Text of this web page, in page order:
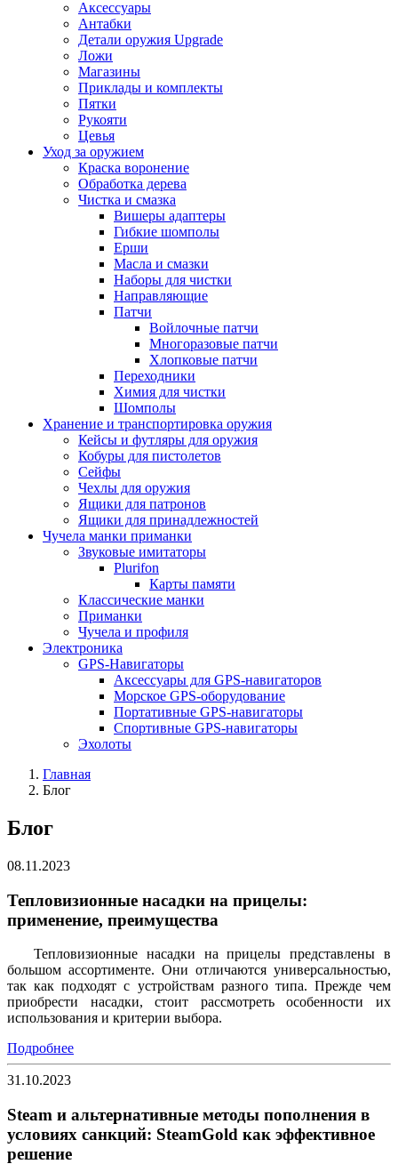
Аксессуары
Антабки
Детали оружия Upgrade
Ложи
Магазины
Приклады и комплекты
Пятки
Рукояти
Цевья
Уход за оружием
Краска воронение
Обработка дерева
Чистка и смазка
Вишеры адаптеры
Гибкие шомполы
Ерши
Масла и смазки
Наборы для чистки
Направляющие
Патчи
Войлочные патчи
Многоразовые патчи
Хлопковые патчи
Переходники
Химия для чистки
Шомполы
Хранение и транспортировка оружия
Кейсы и футляры для оружия
Кобуры для пистолетов
Сейфы
Чехлы для оружия
Ящики для патронов
Ящики для принадлежностей
Чучела манки приманки
Звуковые имитаторы
Plurifon
Карты памяти
Классические манки
Приманки
Чучела и профиля
Электроника
GPS-Навигаторы
Аксессуары для GPS-навигаторов
Морское GPS-оборудование
Портативные GPS-навигаторы
Спортивные GPS-навигаторы
Эхолоты
Главная
Блог
Блог
08.11.2023
Тепловизионные насадки на прицелы:
применение, преимущества
Тепловизионные насадки на прицелы представлены в
большом ассортименте. Они отличаются универсальностью,
так как подходят с устройствам разного типа. Прежде чем
приобрести насадки, стоит рассмотреть особенности их
использования и критерии выбора.
Подробнее
31.10.2023
Steam и альтернативные методы пополнения в
условиях санкций: SteamGold как эффективное
решение